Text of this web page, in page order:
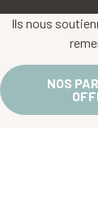
Ils nous
NOS